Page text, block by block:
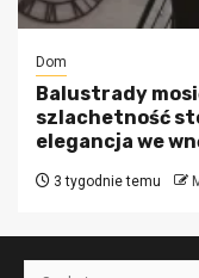
Dom
Balustrady
szlachetność
elegancja we
3 tygodnie temu
Szukaj: